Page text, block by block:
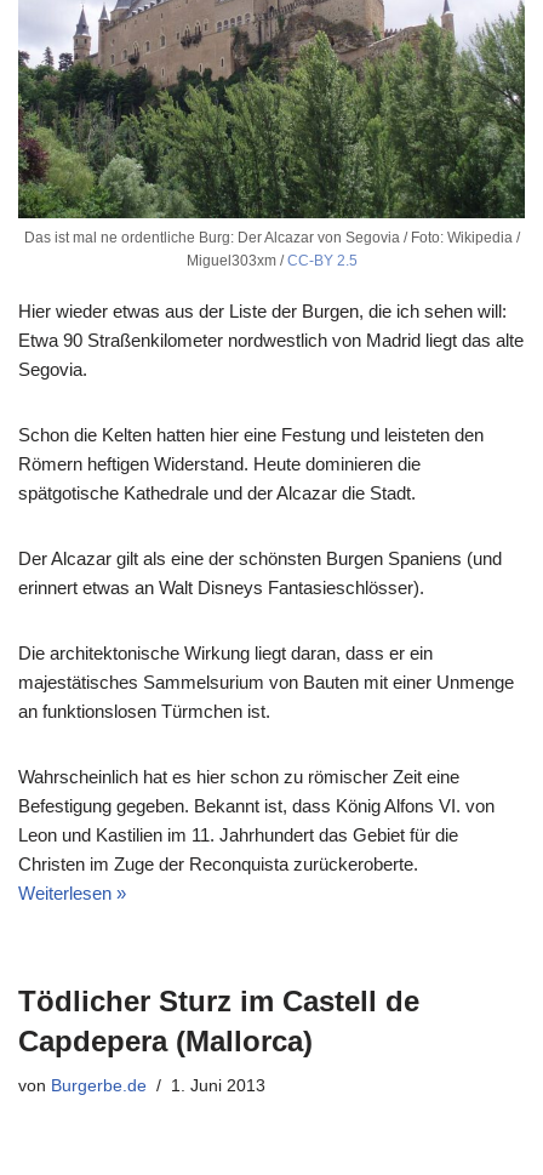
Das ist mal ne ordentliche Burg: Der Alcazar von Segovia / Foto: Wikipedia /
Miguel303xm /CC-BY 2.5
Hier wieder etwas aus der Liste der Burgen, die ich sehen will:
Etwa 90 Straßenkilometer nordwestlich von Madrid liegt das alte
Segovia.
Schon die Kelten hatten hier eine Festung und leisteten den
Römern heftigen Widerstand. Heute dominieren die
spätgotische Kathedrale und der Alcazar die Stadt.
Der Alcazar gilt als eine der schönsten Burgen Spaniens (und
erinnert etwas an Walt Disneys Fantasieschlösser).
Die architektonische Wirkung liegt daran, dass er ein
majestätisches Sammelsurium von Bauten mit einer Unmenge
an funktionslosen Türmchen ist.
Wahrscheinlich hat es hier schon zu römischer Zeit eine
Befestigung gegeben. Bekannt ist, dass König Alfons VI. von
Leon und Kastilien im 11. Jahrhundert das Gebiet für die
Christen im Zuge der Reconquista zurückeroberte.
Weiterlesen »
Tödlicher Sturz im Castell de
Capdepera (Mallorca)
von Burgerbe.de 1. Juni 2013